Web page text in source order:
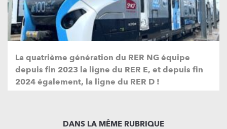
La quatrième génération du RER NG équipe
depuis fin 2023 la ligne du RER E, et depuis fin
2024 également, la ligne du RER D !
DANS LA MÊME RUBRIQUE